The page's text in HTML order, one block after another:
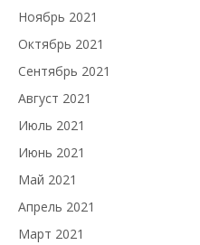
Ноябрь 2021
Октябрь 2021
Сентябрь 2021
Август 2021
Июль 2021
Июнь 2021
Май 2021
Апрель 2021
Март 2021